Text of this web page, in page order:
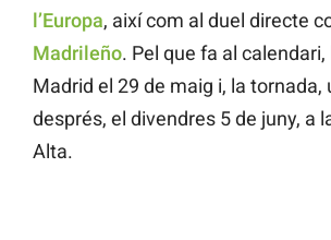
l’Europa, així com al duel directe
Madrileño. Pel que fa al calendari,
Madrid el 29 de maig i, la tornada,
després, el divendres 5 de juny, a
Alta.